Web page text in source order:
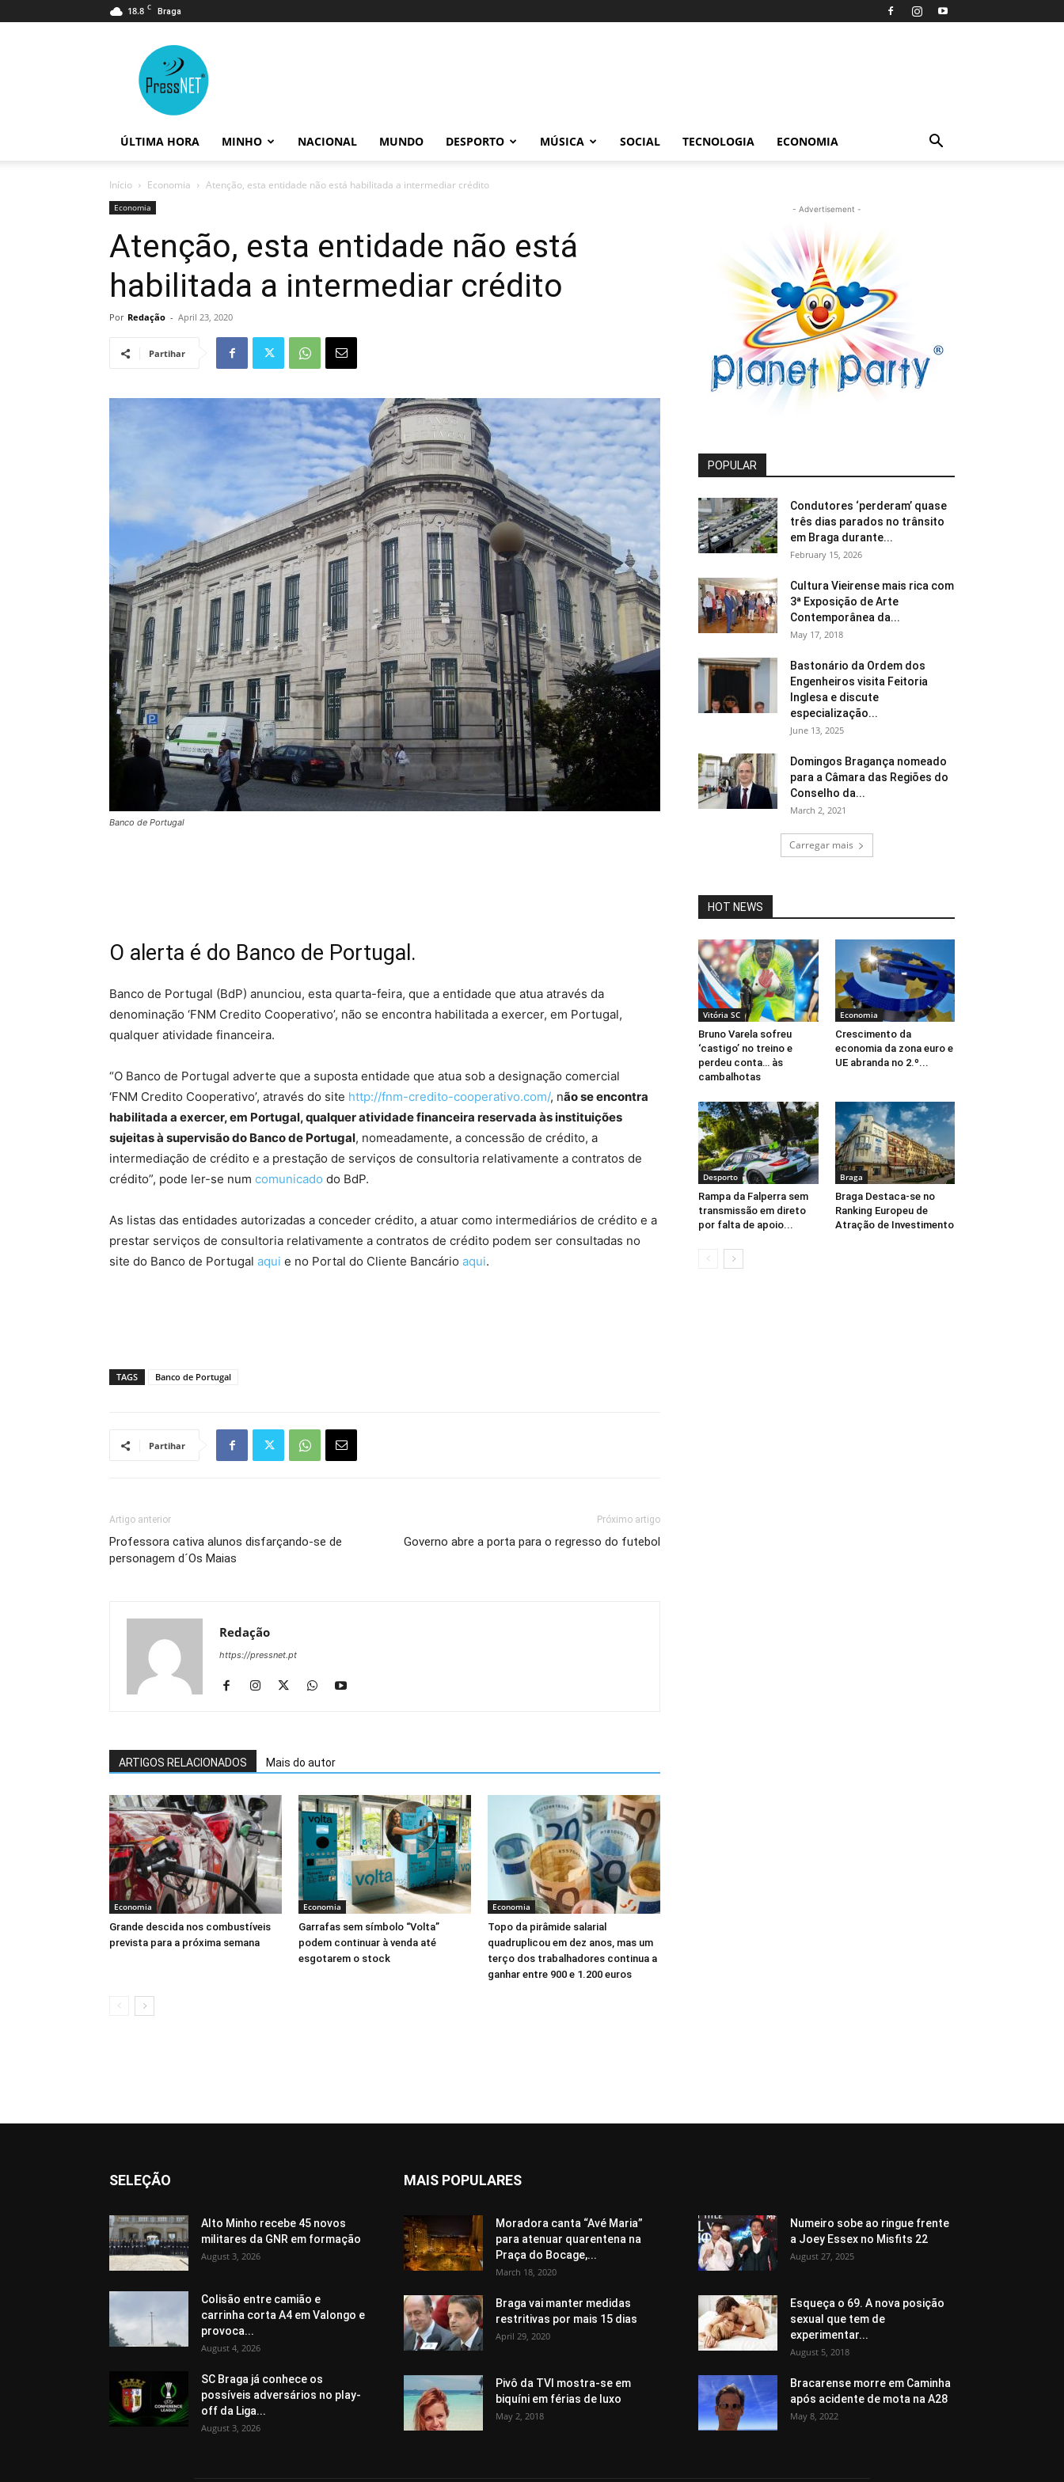
18.8 C Braga
ÚLTIMA HORA MINHO NACIONAL MUNDO DESPORTO MÚSICA SOCIAL TECNOLOGIA ECONOMIA
Início Economia Atenção, esta entidade não está habilitada a intermediar crédito
Economia
Atenção, esta entidade não está
habilitada a intermediar crédito
Por Redação - April 23, 2020
Partihar
Banco de Portugal
O alerta é do Banco de Portugal.
Banco de Portugal (BdP) anunciou, esta quarta-feira, que a entidade que atua através da
denominação ‘FNM Credito Cooperativo’, não se encontra habilitada a exercer, em Portugal,
qualquer atividade financeira.
“O Banco de Portugal adverte que a suposta entidade que atua sob a designação comercial
‘FNM Credito Cooperativo’, através do site http://fnm-credito-cooperativo.com/, não se encontra
habilitada a exercer, em Portugal, qualquer atividade financeira reservada às instituições
sujeitas à supervisão do Banco de Portugal, nomeadamente, a concessão de crédito, a
intermediação de crédito e a prestação de serviços de consultoria relativamente a contratos de
crédito”, pode ler-se num comunicado do BdP.
As listas das entidades autorizadas a conceder crédito, a atuar como intermediários de crédito e a
prestar serviços de consultoria relativamente a contratos de crédito podem ser consultadas no
site do Banco de Portugal aqui e no Portal do Cliente Bancário aqui.
TAGS Banco de Portugal
Partihar
Artigo anterior
Professora cativa alunos disfarçando-se de
personagem d´Os Maias
Próximo artigo
Governo abre a porta para o regresso do futebol
Redação
https://pressnet.pt
ARTIGOS RELACIONADOS Mais do autor
Economia
Grande descida nos combustíveis
prevista para a próxima semana
Economia
Garrafas sem símbolo “Volta”
podem continuar à venda até
esgotarem o stock
Economia
Topo da pirâmide salarial
quadruplicou em dez anos, mas um
terço dos trabalhadores continua a
ganhar entre 900 e 1.200 euros
- Advertisement -
POPULAR
Condutores ‘perderam’ quase
três dias parados no trânsito
em Braga durante...
February 15, 2026
Cultura Vieirense mais rica com
3ª Exposição de Arte
Contemporânea da...
May 17, 2018
Bastonário da Ordem dos
Engenheiros visita Feitoria
Inglesa e discute
especialização...
June 13, 2025
Domingos Bragança nomeado
para a Câmara das Regiões do
Conselho da...
March 2, 2021
Carregar mais
HOT NEWS
Vitória SC
Bruno Varela sofreu
‘castigo’ no treino e
perdeu conta… às
cambalhotas
Economia
Crescimento da
economia da zona euro e
UE abranda no 2.º...
Desporto
Rampa da Falperra sem
transmissão em direto
por falta de apoio...
Braga
Braga Destaca-se no
Ranking Europeu de
Atração de Investimento
SELEÇÃO
Alto Minho recebe 45 novos
militares da GNR em formação
August 3, 2026
Colisão entre camião e
carrinha corta A4 em Valongo e
provoca...
August 4, 2026
SC Braga já conhece os
possíveis adversários no play-
off da Liga...
August 3, 2026
MAIS POPULARES
Moradora canta “Avé Maria”
para atenuar quarentena na
Praça do Bocage,...
March 18, 2020
Numeiro sobe ao ringue frente
a Joey Essex no Misfits 22
August 27, 2025
Braga vai manter medidas
restritivas por mais 15 dias
April 29, 2020
Esqueça o 69. A nova posição
sexual que tem de
experimentar...
August 5, 2018
Pivô da TVI mostra-se em
biquíni em férias de luxo
May 2, 2018
Bracarense morre em Caminha
após acidente de mota na A28
May 8, 2022